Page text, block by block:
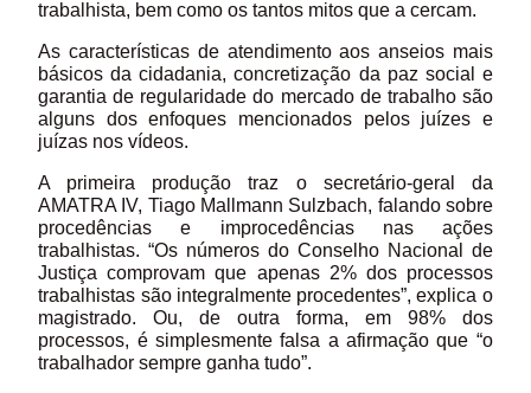
trabalhista, bem como os tantos mitos que a cercam.
As características de atendimento aos anseios mais
básicos da cidadania, concretização da paz social e
garantia de regularidade do mercado de trabalho são
alguns dos enfoques mencionados pelos juízes e
juízas nos vídeos.
A primeira produção traz o secretário-geral da
AMATRA IV, Tiago Mallmann Sulzbach, falando sobre
procedências e improcedências nas ações
trabalhistas. “Os números do Conselho Nacional de
Justiça comprovam que apenas 2% dos processos
trabalhistas são integralmente procedentes”, explica o
magistrado. Ou, de outra forma, em 98% dos
processos, é simplesmente falsa a afirmação que “o
trabalhador sempre ganha tudo”.